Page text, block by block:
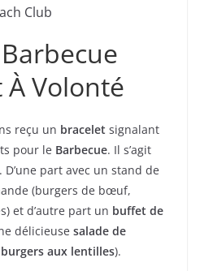
Club
Volonté
reçu un bracelet signalant
pour le Barbecue. Il s’agit
. D’une part avec un stand de
(burgers de bœuf,
et d’autre part un buffet de
délicieuse salade de
burgers aux lentilles).